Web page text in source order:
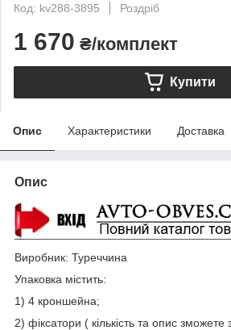
Код: kv288-3895
Роздріб
1 670 ₴/комплект
Купити
Опис Характеристики Доставка
Опис
Виробник: Туреччина
Упаковка містить:
1) 4 кроншейна;
2) фіксатори ( кількість та опис зможете